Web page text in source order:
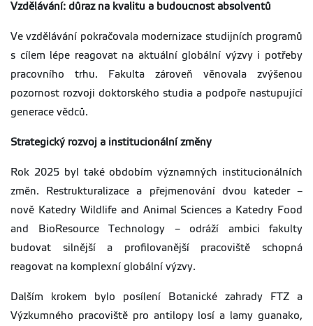
Vzdělávání: důraz na kvalitu a budoucnost absolventů
Ve vzdělávání pokračovala modernizace studijních programů
s cílem lépe reagovat na aktuální globální výzvy i potřeby
pracovního trhu. Fakulta zároveň věnovala zvýšenou
pozornost rozvoji doktorského studia a podpoře nastupující
generace vědců.
Strategický rozvoj a institucionální změny
Rok 2025 byl také obdobím významných institucionálních
změn. Restrukturalizace a přejmenování dvou kateder –
nově Katedry Wildlife and Animal Sciences a Katedry Food
and BioResource Technology – odráží ambici fakulty
budovat silnější a profilovanější pracoviště schopná
reagovat na komplexní globální výzvy.
Dalším krokem bylo posílení Botanické zahrady FTZ a
Výzkumného pracoviště pro antilopy losí a lamy guanako,